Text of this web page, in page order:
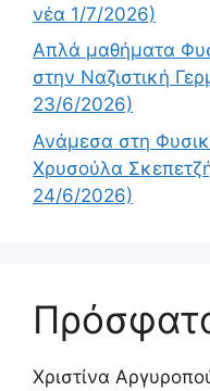
νέα 1/7/2026)
Απλά μαθήματα
στην Ναζιστική
23/6/2026)
Ανάμεσα στη
Χρυσούλα
24/6/2026)
Χριστίνα